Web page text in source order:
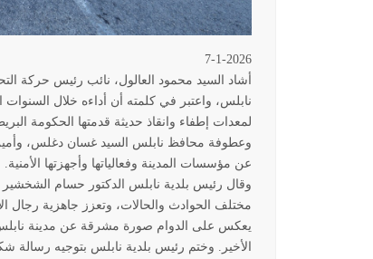
7-1-2026
أشاد السيد محمود العالول، نائب رئيس حركة
نابلس، واعتبر في كلمته أن أداءه خلال
لمعدات إطفاء وانقاذ حديثة قدمتها الحكومة
وعطوفة محافظ نابلس السيد غسان دغلس،
عن مؤسسات المدينة وفعالياتها وأجهزتها الأمنية
وقال رئيس بلدية نابلس الدكتور حسام
مختلف الحوادث والحالات، وتعزز جاهزية رجال
يعكس على الدوام صورة مشرقة عن مدينة نابلس
الأخير. وختم رئيس بلدية نابلس بتوجيه رسالة